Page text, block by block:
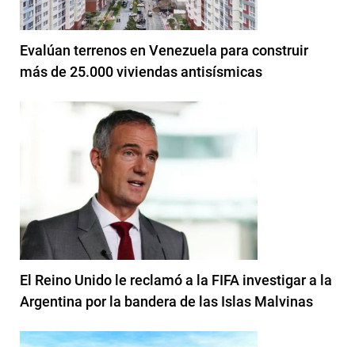
Evalúan terrenos en Venezuela para construir
más de 25.000 viviendas antisísmicas
El Reino Unido le reclamó a la FIFA investigar a la
Argentina por la bandera de las Islas Malvinas